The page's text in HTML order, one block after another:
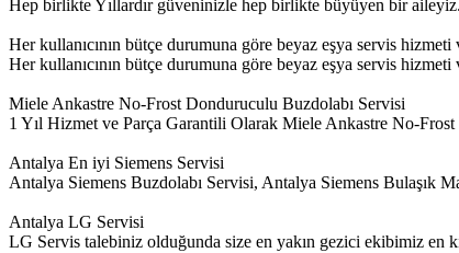
Hep birlikte Yıllardır güveninizle hep birlikte büyüyen bir
Her kullanıcının bütçe durumuna göre beyaz eşya servis
Her kullanıcının bütçe durumuna göre beyaz eşya servis
Miele Ankastre No-Frost Donduruculu Buzdolabı Servisi
1 Yıl Hizmet ve Parça Garantili Olarak Miele Ankastre No-
Antalya En iyi Siemens Servisi
Antalya Siemens Buzdolabı Servisi, Antalya Siemens Bulaşık
Antalya LG Servisi
LG Servis talebiniz olduğunda size en yakın gezici ekibimiz en